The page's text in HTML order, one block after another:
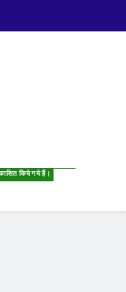
किये गये हैं।